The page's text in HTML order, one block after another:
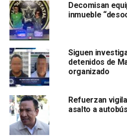
Hasta el momento se
llamada telefónica
ARTÍCULOS RELACIONADOS:
SIGUIENTE
FGESLP detiene a mujer por
Colonia Satélite
NO TE PIERDAS
Hallaron muerto a un
suicidado
Decomisan
inmueble
Siguen
detenidos de
organizado
Refuerzan
asalto a